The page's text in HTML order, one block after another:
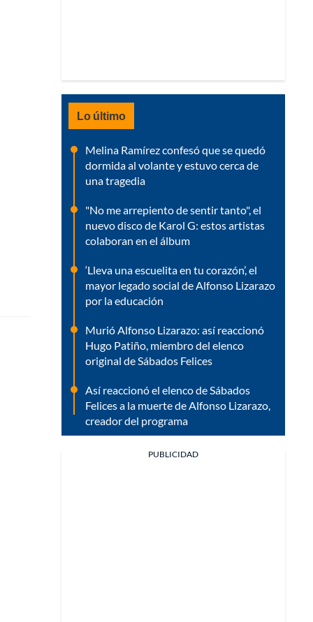
Lo último
Melina Ramírez confesó que se quedó
dormida al volante y estuvo cerca de
una tragedia
"No me arrepiento de sentir tanto", el
nuevo disco de Karol G: estos artistas
colaboran en el álbum
‘Lleva una escuelita en tu corazón’, el
mayor legado social de Alfonso Lizarazo
por la educación
Murió Alfonso Lizarazo: así reaccionó
Hugo Patiño, miembro del elenco
original de Sábados Felices
Así reaccionó el elenco de Sábados
Felices a la muerte de Alfonso Lizarazo,
creador del programa
PUBLICIDAD